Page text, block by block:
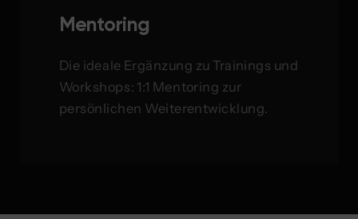
Mentoring
Die ideale Ergänzung zu Trainings und
Workshops: 1:1 Mentoring zur
persönlichen Weiterentwicklung.